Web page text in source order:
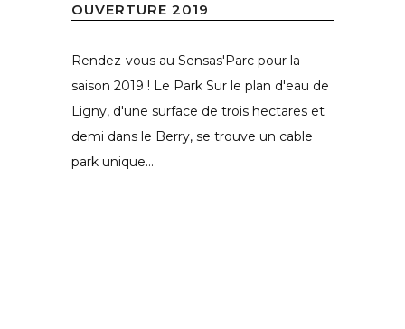
OUVERTURE 2019
Rendez-vous au Sensas'Parc pour la
saison 2019 ! Le Park Sur le plan d'eau de
Ligny, d'une surface de trois hectares et
demi dans le Berry, se trouve un cable
park unique...